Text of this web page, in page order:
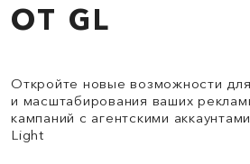
ОТ GL
Откройте новые возможности
и масштабирования ваших
кампаний с агентскими
Light